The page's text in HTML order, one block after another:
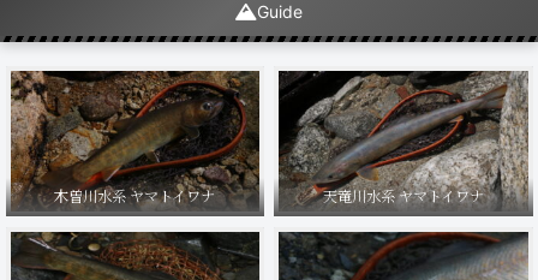
Guide
木曽川水系 ヤマトイワナ 天竜川水系 ヤマトイワナ